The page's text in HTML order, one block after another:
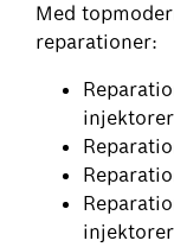
Med
reparationer:
injektorer
injektorer